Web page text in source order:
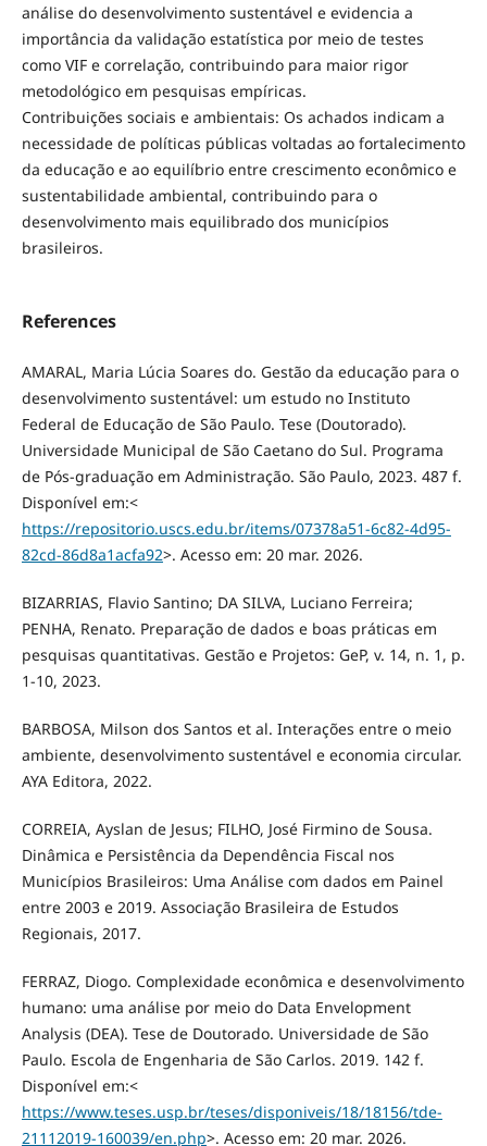
análise do desenvolvimento sustentável e evidencia a
importância da validação estatística por meio de testes
como VIF e correlação, contribuindo para maior rigor
metodológico em pesquisas empíricas.
Contribuições sociais e ambientais: Os achados indicam a
necessidade de políticas públicas voltadas ao fortalecimento
da educação e ao equilíbrio entre crescimento econômico e
sustentabilidade ambiental, contribuindo para o
desenvolvimento mais equilibrado dos municípios
brasileiros.
References
AMARAL, Maria Lúcia Soares do. Gestão da educação para o
desenvolvimento sustentável: um estudo no Instituto
Federal de Educação de São Paulo. Tese (Doutorado).
Universidade Municipal de São Caetano do Sul. Programa
de Pós-graduação em Administração. São Paulo, 2023. 487 f.
Disponível em:<
https://repositorio.uscs.edu.br/items/07378a51-6c82-4d95-
82cd-86d8a1acfa92>. Acesso em: 20 mar. 2026.
BIZARRIAS, Flavio Santino; DA SILVA, Luciano Ferreira;
PENHA, Renato. Preparação de dados e boas práticas em
pesquisas quantitativas. Gestão e Projetos: GeP, v. 14, n. 1, p.
1-10, 2023.
BARBOSA, Milson dos Santos et al. Interações entre o meio
ambiente, desenvolvimento sustentável e economia circular.
AYA Editora, 2022.
CORREIA, Ayslan de Jesus; FILHO, José Firmino de Sousa.
Dinâmica e Persistência da Dependência Fiscal nos
Municípios Brasileiros: Uma Análise com dados em Painel
entre 2003 e 2019. Associação Brasileira de Estudos
Regionais, 2017.
FERRAZ, Diogo. Complexidade econômica e desenvolvimento
humano: uma análise por meio do Data Envelopment
Analysis (DEA). Tese de Doutorado. Universidade de São
Paulo. Escola de Engenharia de São Carlos. 2019. 142 f.
Disponível em:<
https://www.teses.usp.br/teses/disponiveis/18/18156/tde-
21112019-160039/en.php>. Acesso em: 20 mar. 2026.